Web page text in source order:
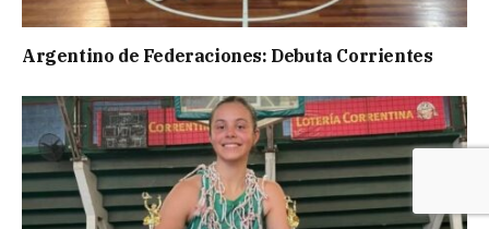
Argentino de Federaciones: Debuta Corrientes